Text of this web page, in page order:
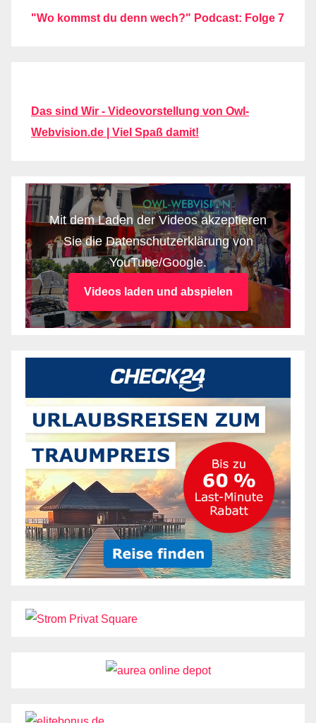
"Wo kommst du denn wech?" Podcast: Folge 7
Das sind Wir - Videovorstellung von Owl-
Webvision.de | Viel Spaß damit!
Mit dem Laden der Videos akzeptieren
Sie die Datenschutzerklärung von
YouTube/Google.
Videos laden und abspielen